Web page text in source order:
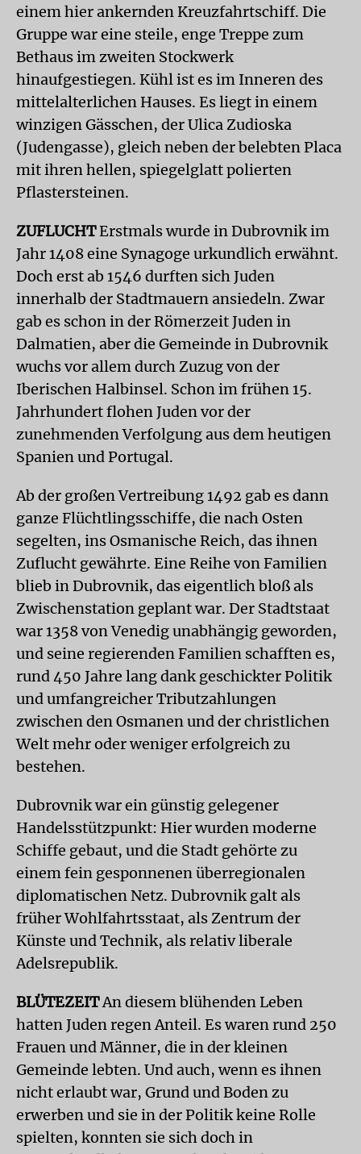
einem hier ankernden Kreuzfahrtschiff. Die
Gruppe war eine steile, enge Treppe zum
Bethaus im zweiten Stockwerk
hinaufgestiegen. Kühl ist es im Inneren des
mittelalterlichen Hauses. Es liegt in einem
winzigen Gässchen, der Ulica Zudioska
(Judengasse), gleich neben der belebten Placa
mit ihren hellen, spiegelglatt polierten
Pflastersteinen.
ZUFLUCHTErstmals wurde in Dubrovnik im
Jahr 1408 eine Synagoge urkundlich erwähnt.
Doch erst ab 1546 durften sich Juden
innerhalb der Stadtmauern ansiedeln. Zwar
gab es schon in der Römerzeit Juden in
Dalmatien, aber die Gemeinde in Dubrovnik
wuchs vor allem durch Zuzug von der
Iberischen Halbinsel. Schon im frühen 15.
Jahrhundert flohen Juden vor der
zunehmenden Verfolgung aus dem heutigen
Spanien und Portugal.
Ab der großen Vertreibung 1492 gab es dann
ganze Flüchtlingsschiffe, die nach Osten
segelten, ins Osmanische Reich, das ihnen
Zuflucht gewährte. Eine Reihe von Familien
blieb in Dubrovnik, das eigentlich bloß als
Zwischenstation geplant war. Der Stadtstaat
war 1358 von Venedig unabhängig geworden,
und seine regierenden Familien schafften es,
rund 450 Jahre lang dank geschickter Politik
und umfangreicher Tributzahlungen
zwischen den Osmanen und der christlichen
Welt mehr oder weniger erfolgreich zu
bestehen.
Dubrovnik war ein günstig gelegener
Handelsstützpunkt: Hier wurden moderne
Schiffe gebaut, und die Stadt gehörte zu
einem fein gesponnenen überregionalen
diplomatischen Netz. Dubrovnik galt als
früher Wohlfahrtsstaat, als Zentrum der
Künste und Technik, als relativ liberale
Adelsrepublik.
BLÜTEZEITAn diesem blühenden Leben
hatten Juden regen Anteil. Es waren rund 250
Frauen und Männer, die in der kleinen
Gemeinde lebten. Und auch, wenn es ihnen
nicht erlaubt war, Grund und Boden zu
erwerben und sie in der Politik keine Rolle
spielten, konnten sie sich doch in